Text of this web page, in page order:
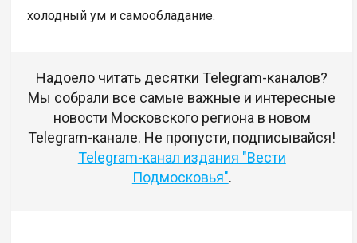
холодный ум и самообладание.
Надоело читать десятки Telegram-каналов?
Мы собрали все самые важные и интересные
новости Московского региона в новом
Telegram-канале. Не пропусти, подписывайся!
Telegram-канал издания "Вести
Подмосковья".